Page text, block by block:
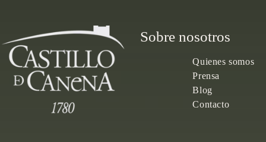
Sobre nosotros
Quienes somos
Prensa
Blog
Contacto